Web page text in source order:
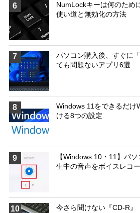
6
NumLockキーは何のため
使い道と無効化の方法
7
パソコン購入後、すぐに
ても問題ないアプリ6選
8
Windows 11をできるだけ
ける8つの設定
9
【Windows 10・11】パ
生中の音声をボイスレコ
10 今さら聞けない『CD-R』